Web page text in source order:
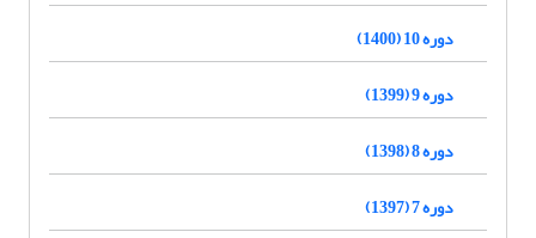
دوره 10 (1400)
دوره 9 (1399)
دوره 8 (1398)
دوره 7 (1397)